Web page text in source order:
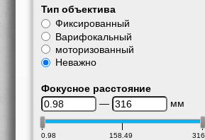
Тип объектива
Фиксированный
Варифокальный
моторизованный
Неважно
Фокусное расстояние
—
мм
0.98 158.49 316